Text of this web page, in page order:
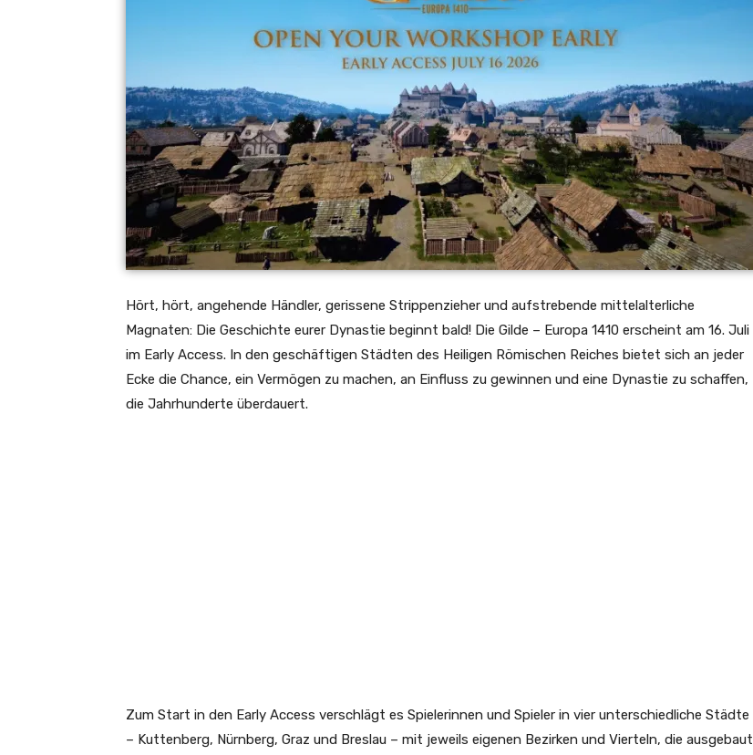
Hört, hört, angehende Händler, gerissene Strippenzieher und aufstrebende mittelalterliche
Magnaten: Die Geschichte eurer Dynastie beginnt bald! Die Gilde – Europa 1410 erscheint am 16. Juli
im Early Access. In den geschäftigen Städten des Heiligen Römischen Reiches bietet sich an jeder
Ecke die Chance, ein Vermögen zu machen, an Einfluss zu gewinnen und eine Dynastie zu schaffen,
die Jahrhunderte überdauert.
Zum Start in den Early Access verschlägt es Spielerinnen und Spieler in vier unterschiedliche Städte
– Kuttenberg, Nürnberg, Graz und Breslau – mit jeweils eigenen Bezirken und Vierteln, die ausgebaut